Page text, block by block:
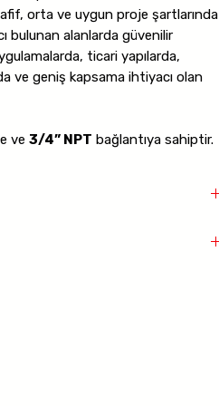
orta ve uygun proje şartlarında
bulunan alanlarda güvenilir
ticari yapılarda,
ve geniş kapsama ihtiyacı olan
ve 3/4” NPT bağlantıya sahiptir.
seçimi yapılabilir. Daha